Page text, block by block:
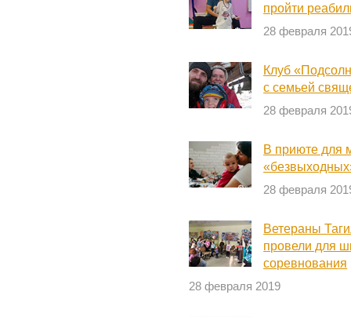
пройти
28 февраля
Клуб
с семьей
28 февраля
В приюте для
28 февраля
Ветераны
провели для
соревнования
28 февраля 2019